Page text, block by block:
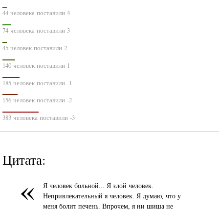
44 человека поставили 4
74 человека поставили 3
45 человек поставили 2
140 человек поставили 1
185 человек поставили -1
156 человек поставили -2
383 человека поставили -3
Цитата:
«
Я человек больной... Я злой человек.
Hепривлекательный я человек. Я думаю, что у
меня болит печень. Впрочем, я ни шиша не